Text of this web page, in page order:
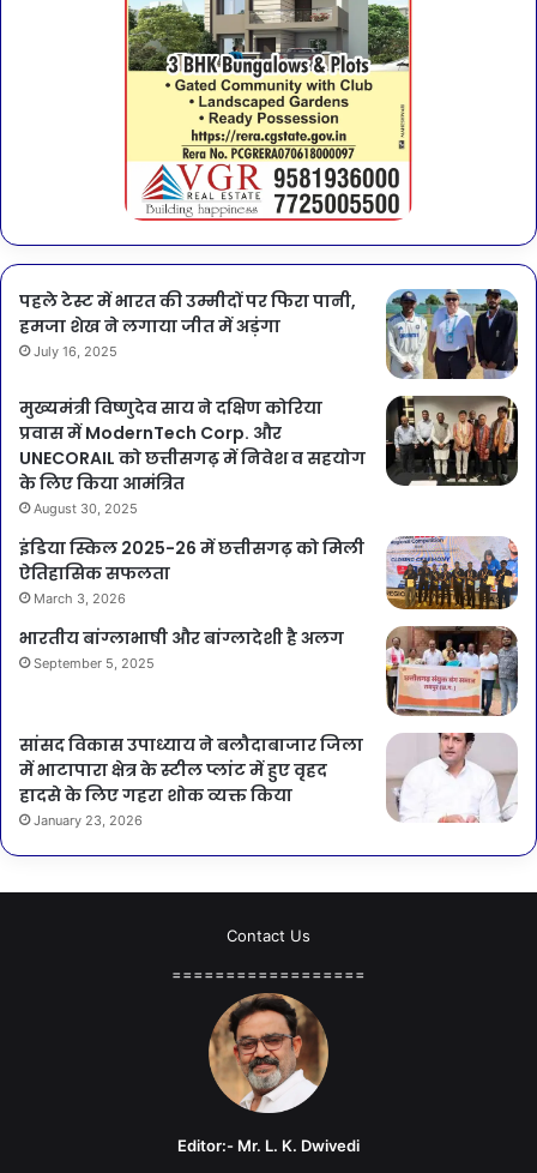
पहले टेस्ट में भारत की उम्मीदों पर फिरा पानी,
हमजा शेख ने लगाया जीत में अड़ंगा
July 16, 2025
मुख्यमंत्री विष्णुदेव साय ने दक्षिण कोरिया
प्रवास में ModernTech Corp. और
UNECORAIL को छत्तीसगढ़ में निवेश व सहयोग
के लिए किया आमंत्रित
August 30, 2025
इंडिया स्किल 2025-26 में छत्तीसगढ़ को मिली
ऐतिहासिक सफलता
March 3, 2026
भारतीय बांग्लाभाषी और बांग्लादेशी है अलग
September 5, 2025
सांसद विकास उपाध्याय ने बलौदाबाजार जिला
में भाटापारा क्षेत्र के स्टील प्लांट में हुए वृहद
हादसे के लिए गहरा शोक व्यक्त किया
January 23, 2026
Contact Us
==================
Editor:- Mr. L. K. Dwivedi